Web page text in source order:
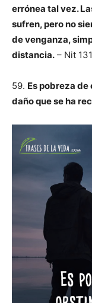
errónea tal vez.
sufren, pero no
de venganza,
distancia. – Nit 131
59. Es pobreza
daño que se ha